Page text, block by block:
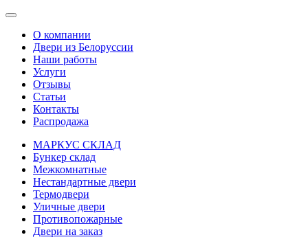
О компании
Двери из Белоруссии
Наши работы
Услуги
Отзывы
Статьи
Контакты
Распродажа
МАРКУС СКЛАД
Бункер склад
Межкомнатные
Нестандартные двери
Термодвери
Уличные двери
Противопожарные
Двери на заказ